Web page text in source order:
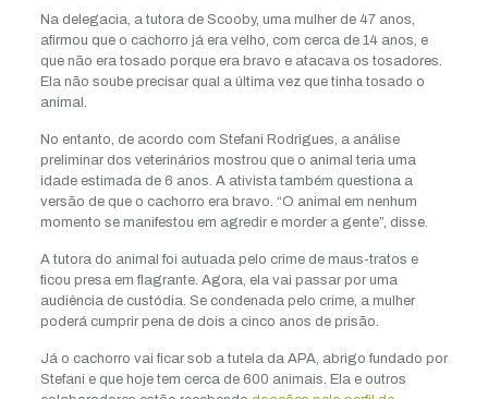
Na delegacia, a tutora de Scooby, uma mulher de 47 anos,
afirmou que o cachorro já era velho, com cerca de 14 anos, e
que não era tosado porque era bravo e atacava os tosadores.
Ela não soube precisar qual a última vez que tinha tosado o
animal.
No entanto, de acordo com Stefani Rodrigues, a análise
preliminar dos veterinários mostrou que o animal teria uma
idade estimada de 6 anos. A ativista também questiona a
versão de que o cachorro era bravo. “O animal em nenhum
momento se manifestou em agredir e morder a gente”, disse.
A tutora do animal foi autuada pelo crime de maus-tratos e
ficou presa em flagrante. Agora, ela vai passar por uma
audiência de custódia. Se condenada pelo crime, a mulher
poderá cumprir pena de dois a cinco anos de prisão.
Já o cachorro vai ficar sob a tutela da APA, abrigo fundado por
Stefani e que hoje tem cerca de 600 animais. Ela e outros